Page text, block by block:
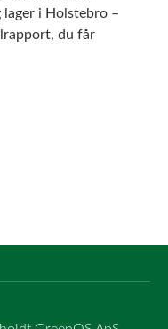
lager i Holstebro –
du får